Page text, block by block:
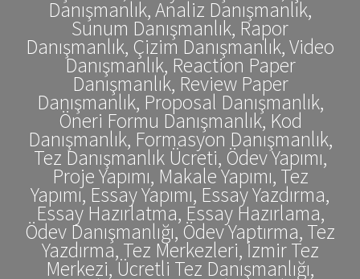
Danışmanlık, Analiz Danışmanlık,
Sunum Danışmanlık, Rapor
Danışmanlık, Çizim Danışmanlık, Video
Danışmanlık, Reaction Paper
Danışmanlık, Review Paper
Danışmanlık, Proposal Danışmanlık,
Öneri Formu Danışmanlık, Kod
Danışmanlık, Formasyon Danışmanlık,
Tez Danışmanlık Ücreti, Ödev Yapımı,
Proje Yapımı, Makale Yapımı, Tez
Yapımı, Essay Yapımı, Essay Yazdırma,
Essay Hazırlatma, Essay Hazırlama,
Ödev Danışmanlığı, Ödev Yaptırma, Tez
Yazdırma, Tez Merkezleri, İzmir Tez
Merkezi, Ücretli Tez Danışmanlığı,